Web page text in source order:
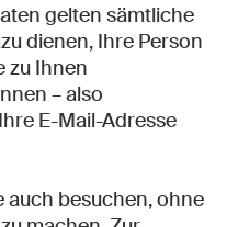
gelten sämtliche
dienen, Ihre Person
zu Ihnen
– also
E-Mail-Adresse
auch besuchen, ohne